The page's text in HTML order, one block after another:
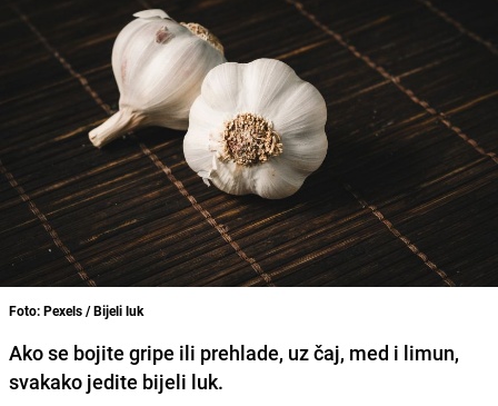
Foto: Pexels / Bijeli luk
Ako se bojite gripe ili prehlade, uz čaj, med i limun,
svakako jedite bijeli luk.